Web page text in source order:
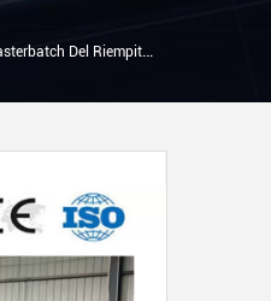
Del Riempitore